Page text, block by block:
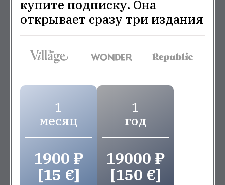
купите подписку. Она
открывает сразу три издания
1
месяц
1900 ₽
[15 €]
1
год
19000 ₽
[150 €]